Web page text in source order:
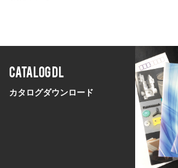
CATALOG DL
カタログダウンロード